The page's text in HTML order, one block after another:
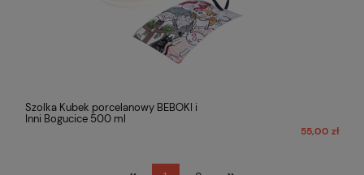
Szolka Kubek porcelanowy BEBOKI i
Inni Bogucice 500 ml
55,00 zł